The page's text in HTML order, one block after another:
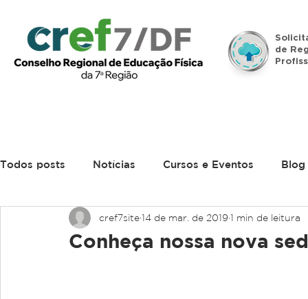
de
Todos posts Notícias Cursos e Eventos Blog
Conheça nossa nova
cref7site14 de mar. de 2019 1 min de leitura